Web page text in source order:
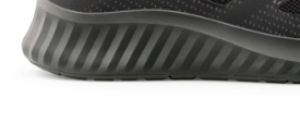
KONTAKT